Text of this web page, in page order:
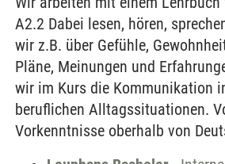
A2.2 Dabei lesen, hören,
wir z.B. über Gefühle,
Pläne, Meinungen und
wir im Kurs die Kommunikation
beruflichen Alltagssituationen.
Vorkenntnisse oberhalb von